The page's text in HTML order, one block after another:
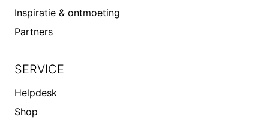
Inspiratie & ontmoeting
Partners
SERVICE
Helpdesk
Shop